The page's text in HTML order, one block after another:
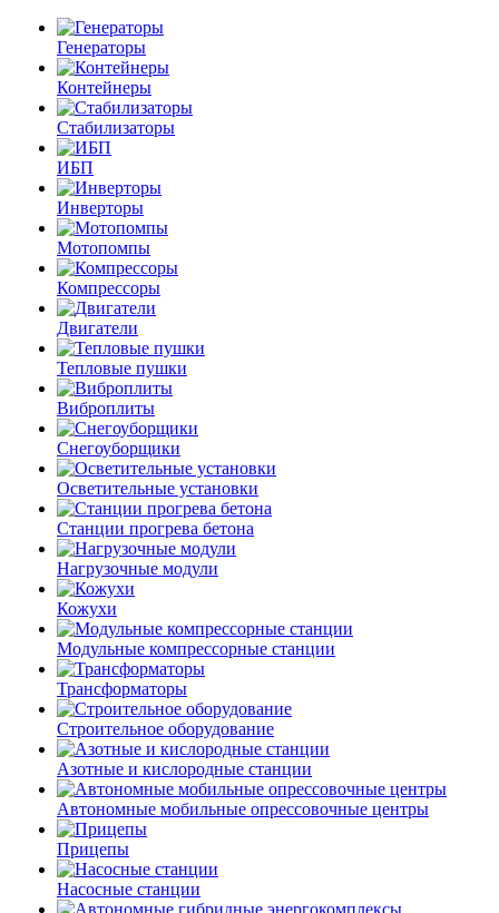
Генераторы
Контейнеры
Стабилизаторы
ИБП
Инверторы
Мотопомпы
Компрессоры
Двигатели
Тепловые пушки
Виброплиты
Снегоуборщики
Осветительные установки
Станции прогрева бетона
Нагрузочные модули
Кожухи
Модульные компрессорные станции
Трансформаторы
Строительное оборудование
Азотные и кислородные станции
Автономные мобильные опрессовочные центры
Прицепы
Насосные станции